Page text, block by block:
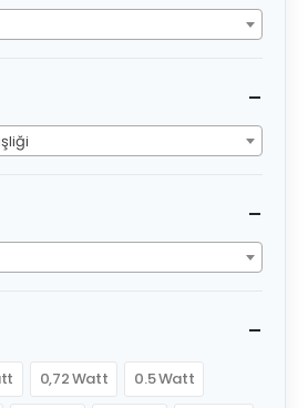
0,72 Watt
0.5 Watt